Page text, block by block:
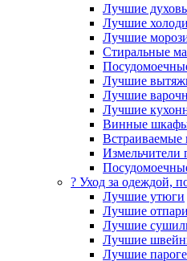
Лучшие
Лучшие
Лучшие
Стиральные
Лучшие
Лучшие
Лучшие
Винные
Встраиваемые
Измельчители
? Уход за одеждой,
Лучшие утюги
Лучшие
Лучшие
Лучшие
Лучшие